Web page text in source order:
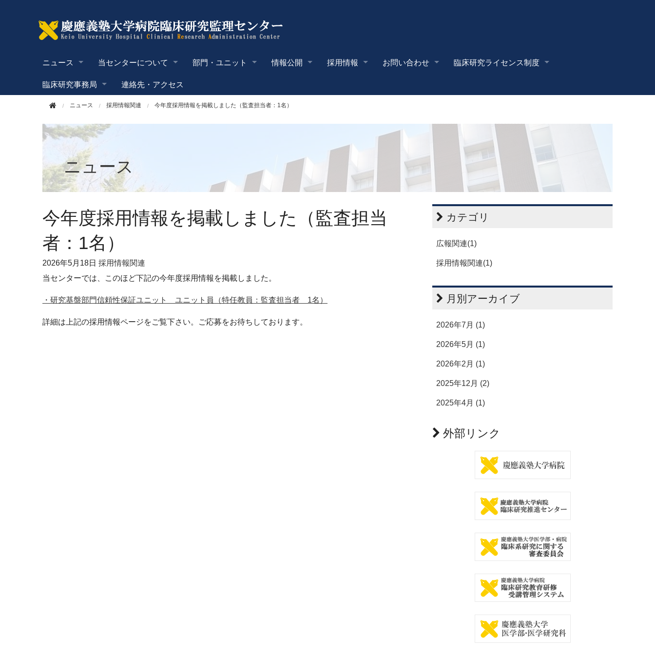
ニュース 当センターについて 部門・ユニット 情報公開 採用情報 お問い合わせ
臨床研究ライセンス制度
臨床研究事務局
連絡先・アクセス
ニュース 採用情報関連 今年度採用情報を掲載しました（監査担当者：1名）
ニュース
今年度採用情報を掲載しました（監査担当
者：1名）
2026年5月18日 採用情報関連
当センターでは、このほど下記の今年度採用情報を掲載しました。
・研究基盤部門信頼性保証ユニット ユニット員（特任教員：監査担当者 1名）
詳細は上記の採用情報ページをご覧下さい。ご応募をお待ちしております。
カテゴリ
広報関連(1)
採用情報関連(1)
月別アーカイブ
2026年7月 (1)
2026年5月 (1)
2026年2月 (1)
2025年12月 (2)
2025年4月 (1)
外部リンク